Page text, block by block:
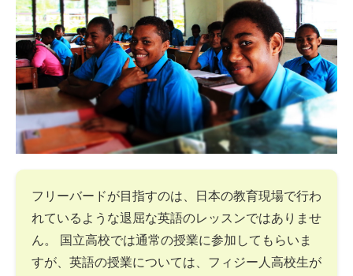
フリーバードが目指すのは、日本の教育現場で行わ
れているような退屈な英語のレッスンではありませ
ん。 国立高校では通常の授業に参加してもらいま
すが、英語の授業については、フィジー人高校生が